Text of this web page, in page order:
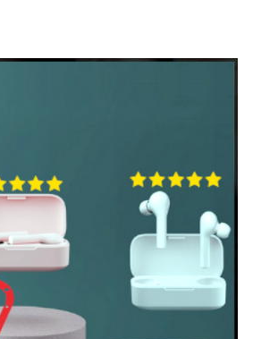
2026/07/03